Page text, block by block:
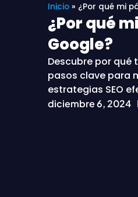
Inicio » ¿Por qué mi
¿Por qué
Google?
Descubre por qué
pasos clave para
estrategias SEO
diciembre 6, 2024